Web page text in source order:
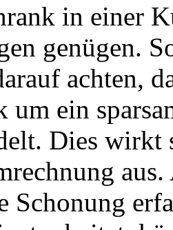
in einer
genügen.
achten,
um ein
Dies wirkt
Schonung